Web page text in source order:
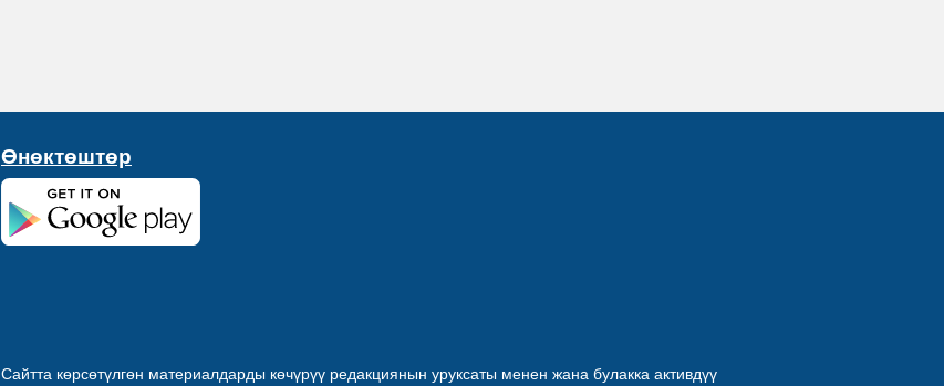
Өнөктөштөр
Сайтта көрсөтүлгөн материалдарды көчүрүү редакциянын уруксаты менен жана булакка активдүү